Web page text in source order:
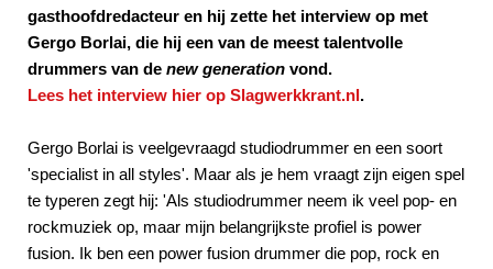
gasthoofdredacteur en hij zette het interview op met
Gergo Borlai, die hij een van de meest talentvolle
drummers van de new generation vond.
Lees het interview hier op Slagwerkkrant.nl.
Gergo Borlai is veelgevraagd studiodrummer en een soort
'specialist in all styles'. Maar als je hem vraagt zijn eigen spel
te typeren zegt hij: 'Als studiodrummer neem ik veel pop- en
rockmuziek op, maar mijn belangrijkste profiel is power
fusion. Ik ben een power fusion drummer die pop, rock en